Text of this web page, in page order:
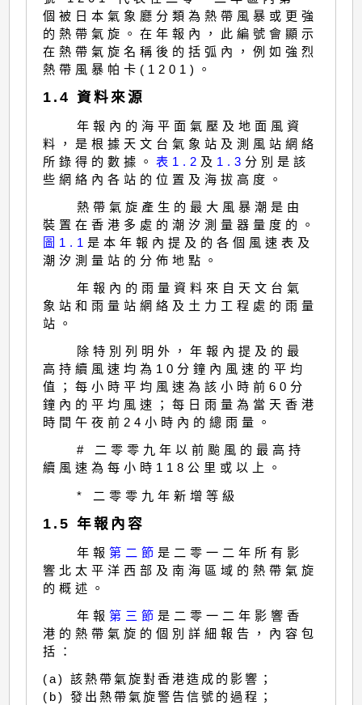
個被日本氣象廳分類為熱帶風暴或更強
的熱帶氣旋。在年報內，此編號會顯示
在熱帶氣旋名稱後的括弧內，例如強烈
熱帶風暴帕卡(1201)。
1.4 資料來源
年報內的海平面氣壓及地面風資
料，是根據天文台氣象站及測風站網絡
所錄得的數據。表1.2 及 1.3分別是該
些網絡內各站的位置及海拔高度。
熱帶氣旋產生的最大風暴潮是由
裝置在香港多處的潮汐測量器量度的。
圖1.1是本年報內提及的各個風速表及
潮汐測量站的分佈地點。
年報內的雨量資料來自天文台氣
象站和雨量站網絡及土力工程處的雨量
站。
除特別列明外，年報內提及的最
高持續風速均為10分鐘內風速的平均
值；每小時平均風速為該小時前60分
鐘內的平均風速；每日雨量為當天香港
時間午夜前24小時內的總雨量。
# 二零零九年以前颱風的最高持
續風速為每小時118公里或以上。
* 二零零九年新增等級
1.5 年報內容
年報第二節是二零一二年所有影
響北太平洋西部及南海區域的熱帶氣旋
的概述。
年報第三節是二零一二年影響香
港的熱帶氣旋的個別詳細報告，內容包
括：
(a) 該熱帶氣旋對香港造成的影響；
(b) 發出熱帶氣旋警告信號的過程；